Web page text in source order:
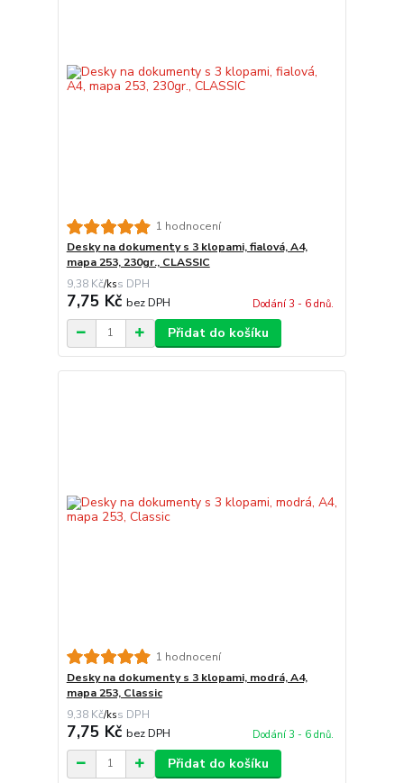
1 hodnocení
Desky na dokumenty s 3 klopami, fialová, A4,
mapa 253, 230gr., CLASSIC
9,38 Kč/ks
7,75 Kč bez DPH Dodání 3 - 6 dnů.
Přidat do košíku
1 hodnocení
Desky na dokumenty s 3 klopami, modrá, A4,
mapa 253, Classic
9,38 Kč/ks
7,75 Kč bez DPH Dodání 3 - 6 dnů.
Přidat do košíku